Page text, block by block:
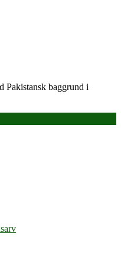
Pakistansk baggrund i